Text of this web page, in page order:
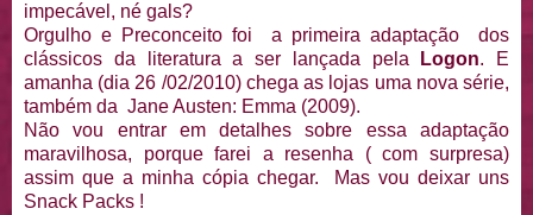
impecável, né gals?
Orgulho e Preconceito foi a primeira adaptação dos
clássicos da literatura a ser lançada pela
Logon. E
amanha (dia 26 /02/2010) chega as lojas uma nova série,
também da Jane Austen: Emma (2009).
Não vou entrar em detalhes sobre essa adaptação
maravilhosa, porque farei a resenha ( com surpresa)
assim que a minha cópia chegar. Mas vou deixar uns
Snack Packs !